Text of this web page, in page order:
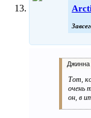
Джинна
Тот,
очень
он, в